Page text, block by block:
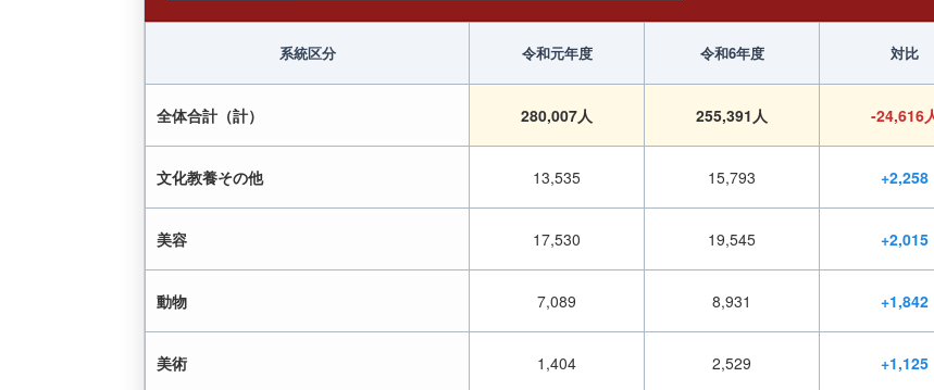
系統区分 令和元年度 令和6年度 対比
全体合計（計） 280,007人 255,391人 -24,616
文化教養その他 13,535 15,793 +2,258
美容 17,530 19,545 +2,015
動物 7,089 8,931 +1,842
美術 1,404 2,529 +1,125